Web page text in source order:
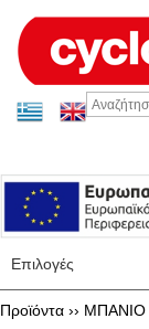
Επιλογές
Προϊόντα ›› ΜΠΑΝΙΟ